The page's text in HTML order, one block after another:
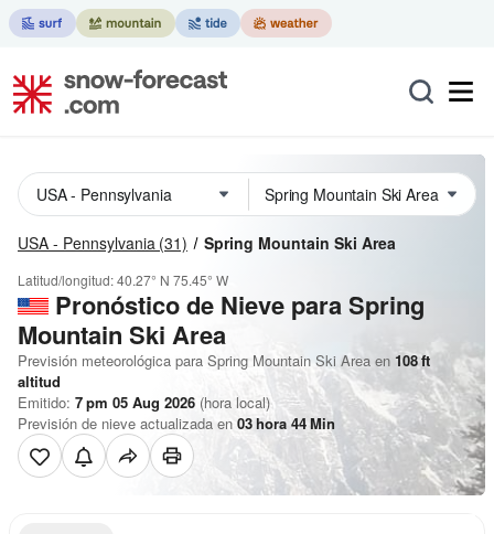
USA - Pennsylvania (31) Spring Mountain Ski Area
Latitud/longitud:40.27° N 75.45° W
Pronóstico de Nieve para Spring
Mountain Ski Area
Previsión meteorológica para Spring Mountain Ski Area en 108ft
altitud
Emitido: 7 pm 05 Aug 2026 (hora local)
Previsión de nieve actualizada en 03hora44Min